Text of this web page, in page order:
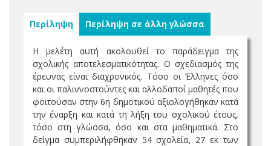
Περίληψη Περίληψη σε άλλη γλώσσα
Η μελέτη αυτή ακολουθεί το παράδειγμα της
σχολικής αποτελεσματικότητας. Ο σχεδιασμός της
έρευνας είναι διαχρονικός. Τόσο οι Έλληνες όσο
και οι παλιννοστούντες και αλλοδαποί μαθητές που
φοιτούσαν στην 6η δημοτικού αξιολογήθηκαν κατά
την έναρξη και κατά τη λήξη του σχολικού έτους,
τόσο στη γλώσσα, όσο και στα μαθηματικά. Στο
δείγμα συμπεριλήφθηκαν 54 σχολεία, 27 εκ των